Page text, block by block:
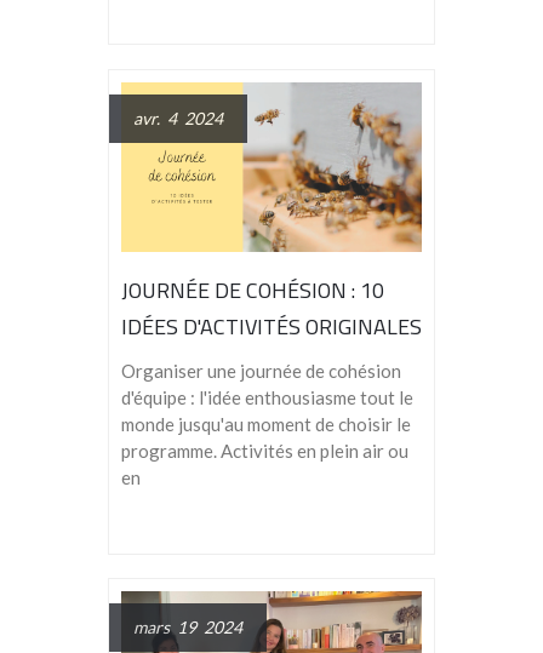
avr. 4 2024
JOURNÉE DE COHÉSION : 10
IDÉES D'ACTIVITÉS ORIGINALES
Organiser une journée de cohésion
d'équipe : l'idée enthousiasme tout le
monde jusqu'au moment de choisir le
programme. Activités en plein air ou
en
mars 19 2024